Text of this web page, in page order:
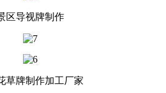
区导视牌制作
草牌制作加工厂家